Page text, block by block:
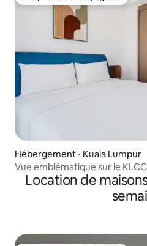
Hébergement ⋅ Kuala Lumpur
Vue emblématique sur le
supérieur | Piscine/salle de
Location de